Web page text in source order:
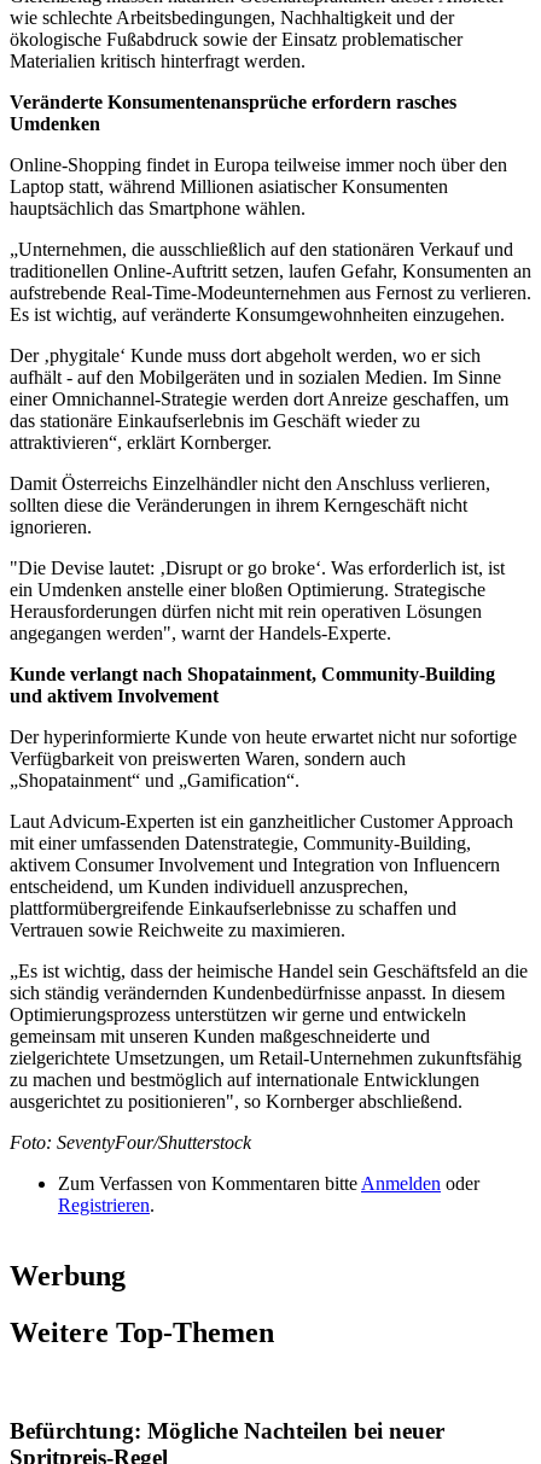
wie schlechte Arbeitsbedingungen, Nachhaltigkeit und der
ökologische Fußabdruck sowie der Einsatz problematischer
Materialien kritisch hinterfragt werden.
Veränderte Konsumentenansprüche erfordern rasches
Umdenken
Online-Shopping findet in Europa teilweise immer noch über den
Laptop statt, während Millionen asiatischer Konsumenten
hauptsächlich das Smartphone wählen.
„Unternehmen, die ausschließlich auf den stationären Verkauf und
traditionellen Online-Auftritt setzen, laufen Gefahr, Konsumenten an
aufstrebende Real-Time-Modeunternehmen aus Fernost zu verlieren.
Es ist wichtig, auf veränderte Konsumgewohnheiten einzugehen.
Der ‚phygitale‘ Kunde muss dort abgeholt werden, wo er sich
aufhält - auf den Mobilgeräten und in sozialen Medien. Im Sinne
einer Omnichannel-Strategie werden dort Anreize geschaffen, um
das stationäre Einkaufserlebnis im Geschäft wieder zu
attraktivieren“, erklärt Kornberger.
Damit Österreichs Einzelhändler nicht den Anschluss verlieren,
sollten diese die Veränderungen in ihrem Kerngeschäft nicht
ignorieren.
"Die Devise lautet: ‚Disrupt or go broke‘. Was erforderlich ist, ist
ein Umdenken anstelle einer bloßen Optimierung. Strategische
Herausforderungen dürfen nicht mit rein operativen Lösungen
angegangen werden", warnt der Handels-Experte.
Kunde verlangt nach Shopatainment, Community-Building
und aktivem Involvement
Der hyperinformierte Kunde von heute erwartet nicht nur sofortige
Verfügbarkeit von preiswerten Waren, sondern auch
„Shopatainment“ und „Gamification“.
Laut Advicum-Experten ist ein ganzheitlicher Customer Approach
mit einer umfassenden Datenstrategie, Community-Building,
aktivem Consumer Involvement und Integration von Influencern
entscheidend, um Kunden individuell anzusprechen,
plattformübergreifende Einkaufserlebnisse zu schaffen und
Vertrauen sowie Reichweite zu maximieren.
„Es ist wichtig, dass der heimische Handel sein Geschäftsfeld an die
sich ständig verändernden Kundenbedürfnisse anpasst. In diesem
Optimierungsprozess unterstützen wir gerne und entwickeln
gemeinsam mit unseren Kunden maßgeschneiderte und
zielgerichtete Umsetzungen, um Retail-Unternehmen zukunftsfähig
zu machen und bestmöglich auf internationale Entwicklungen
ausgerichtet zu positionieren", so Kornberger abschließend.
Foto: SeventyFour/Shutterstock
Zum Verfassen von Kommentaren bitte Anmelden oder
Registrieren.
Werbung
Weitere Top-Themen
Befürchtung: Mögliche Nachteilen bei neuer
Spritpreis-Regel